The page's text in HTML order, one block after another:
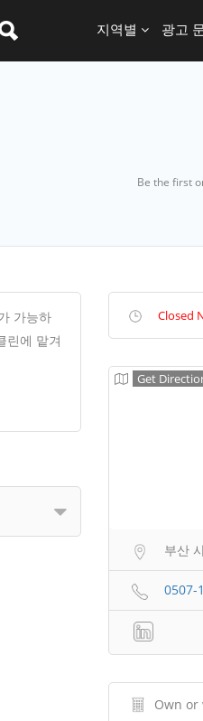
지역별 광고
Be the first
가능하
린에 맡겨
Closed
Get
부산
0507-
Own or